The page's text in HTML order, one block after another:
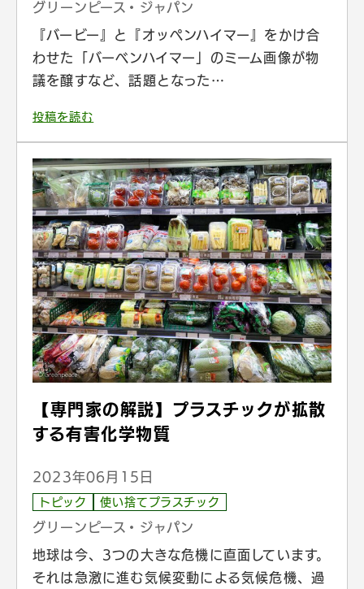
グリーンピース・ジャパン
『バービー』と『オッペンハイマー』をかけ合
わせた「バーベンハイマー」のミーム画像が物
議を醸すなど、話題となった…
投稿を読む
【専門家の解説】プラスチックが拡散
する有害化学物質
2023年06月15日
トピック 使い捨てプラスチック
グリーンピース・ジャパン
地球は今、3つの大きな危機に直面しています。
それは急激に進む気候変動による気候危機、過